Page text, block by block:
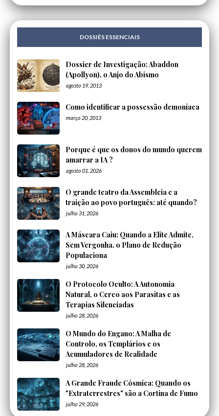
DOSSIÊS ESSENCIAIS
Dossier de Investigação: Abaddon
(Apollyon), o Anjo do Abismo
agosto 19, 2013
Como identificar a possessão demoníaca
março 20, 2013
Porque é que os donos do mundo querem
amarrar a IA ?
agosto 01, 2026
O grande teatro da Assembleia e a
traição ao povo português: até quando?
julho 31, 2026
A Máscara Caiu: Quando a Elite Admite,
Sem Vergonha, o Plano de Redução
Populaciona
julho 30, 2026
O Protocolo Oculto: A Autonomia
Natural, o Cerco aos Parasitas e as
Terapias Silenciadas
julho 28, 2026
O Mundo do Engano: A Malha de
Controlo, os Templários e os
Acumuladores de Realidade
julho 28, 2026
A Grande Fraude Cósmica: Quando os
"Extraterrestres" são a Cortina de Fumo
julho 29, 2026